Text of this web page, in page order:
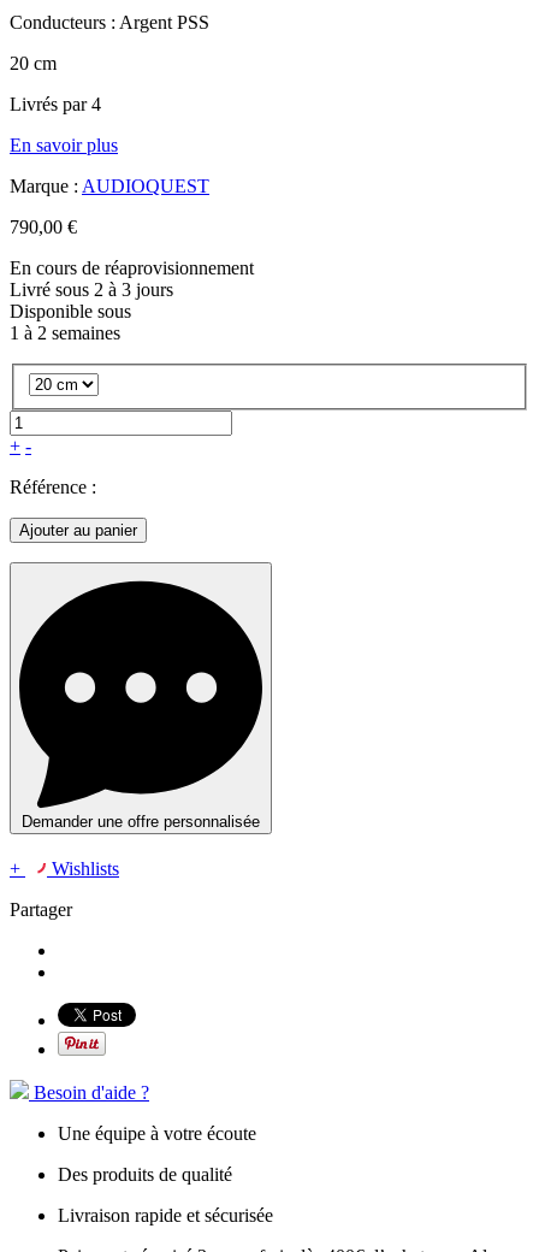
Conducteurs : Argent PSS
20 cm
Livrés par 4
En savoir plus
Marque : AUDIOQUEST
790,00 €
En cours de réaprovisionnement
Livré sous 2 à 3 jours
Disponible sous
1 à 2 semaines
+ -
Référence :
Ajouter au panier
Demander une offre personnalisée
+
Wishlists
Partager
Besoin d'aide ?
Une équipe à votre écoute
Des produits de qualité
Livraison rapide et sécurisée